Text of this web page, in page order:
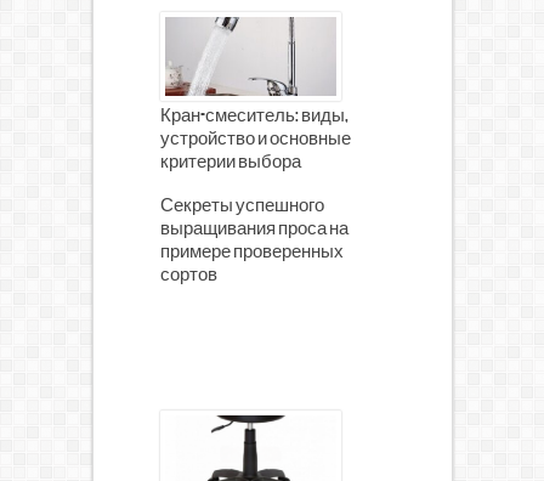
Кран-смеситель: виды,
устройство и основные
критерии выбора
Секреты успешного
выращивания проса на
примере проверенных
сортов